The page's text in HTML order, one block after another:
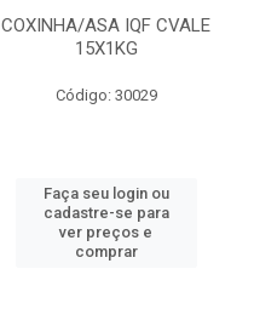
COXINHA/ASA IQF CVALE
15X1KG
Código: 30029
Faça seu login ou
cadastre-se para
ver preços e
comprar